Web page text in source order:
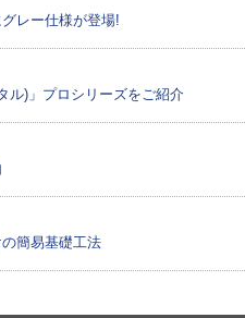
レー仕様が登場!
ル)」プロシリーズをご紹介
の簡易基礎工法